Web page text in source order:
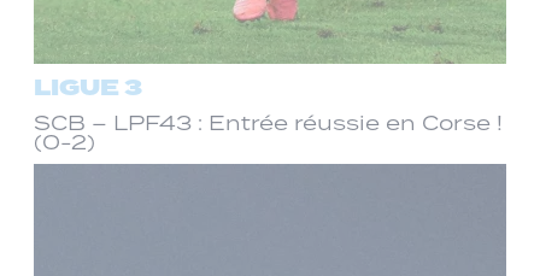
LIGUE 3
SCB – LPF43 : Entrée réussie en Corse !
(0-2)